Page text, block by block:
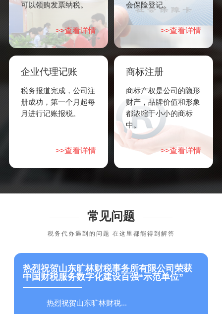
可以领购发票纳税。
>>查看详情
会保险登记。
>>查看详情
企业代理记账
税务报道完成，公司注
册成功，第一个月起每
月进行记账报税。
>>查看详情
商标注册
商标产权是公司的隐形
财产，品牌价值和形象
都浓缩于小小的商标
中。
>>查看详情
常见问题
税务代办遇到的问题 在这里都能得到解答
热烈祝贺山东旷林财税事务所有限公司荣获
中国财税服务数字化建设百强“示范单位”
热烈祝贺山东旷林财税...